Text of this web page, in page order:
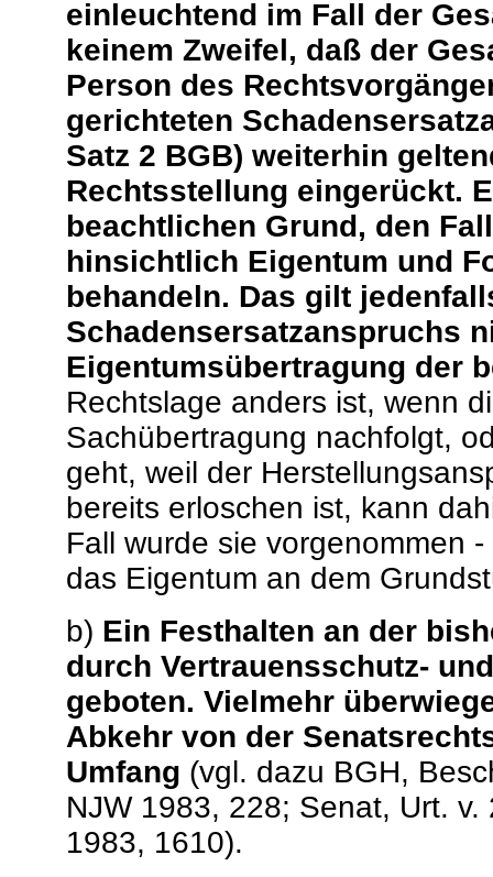
einleuchtend im Fall der
keinem Zweifel, daß der
Person des
gerichteten
Satz 2 BGB) weiterhin
Rechtsstellung eingerückt.
beachtlichen Grund, den
hinsichtlich Eigentum und
behandeln. Das gilt
Schadensersatzanspruchs
Eigentumsübertragung der
Rechtslage anders ist, wenn
Sachübertragung nachfolgt,
geht, weil der
bereits erloschen ist, kann
Fall wurde sie vorgenommen
das Eigentum an dem
b) Ein Festhalten an der
durch Vertrauensschutz-
geboten. Vielmehr
Abkehr von der
Umfang (vgl. dazu BGH,
NJW 1983, 228; Senat, Urt.
1983, 1610).